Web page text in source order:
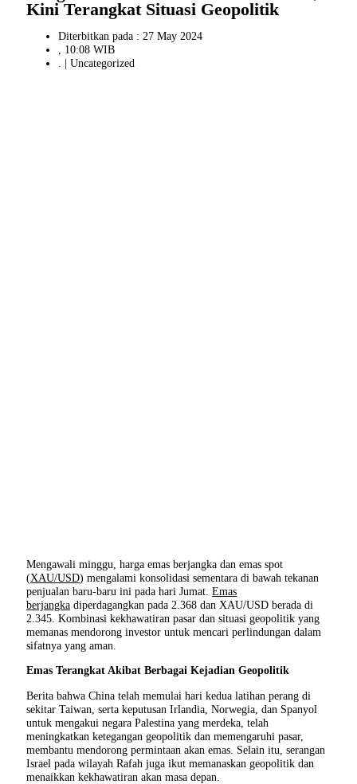
Kini Terangkat Situasi Geopolitik
Diterbitkan pada : 27 May 2024
, 10:08 WIB
. | Uncategorized
Mengawali minggu, harga emas berjangka dan emas spot
(XAU/USD) mengalami konsolidasi sementara di bawah tekanan
penjualan baru-baru ini pada hari Jumat.Emas
berjangka diperdagangkan pada 2.368 dan XAU/USD berada di
2.345. Kombinasi kekhawatiran pasar dan situasi geopolitik yang
memanas mendorong investor untuk mencari perlindungan dalam
sifatnya yang aman.
Emas Terangkat Akibat Berbagai Kejadian Geopolitik
Berita bahwa China telah memulai hari kedua latihan perang di
sekitar Taiwan, serta keputusan Irlandia, Norwegia, dan Spanyol
untuk mengakui negara Palestina yang merdeka, telah
meningkatkan ketegangan geopolitik dan memengaruhi pasar,
membantu mendorong permintaan akan emas. Selain itu, serangan
Israel pada wilayah Rafah juga ikut memanaskan geopolitik dan
menaikkan kekhawatiran akan masa depan.